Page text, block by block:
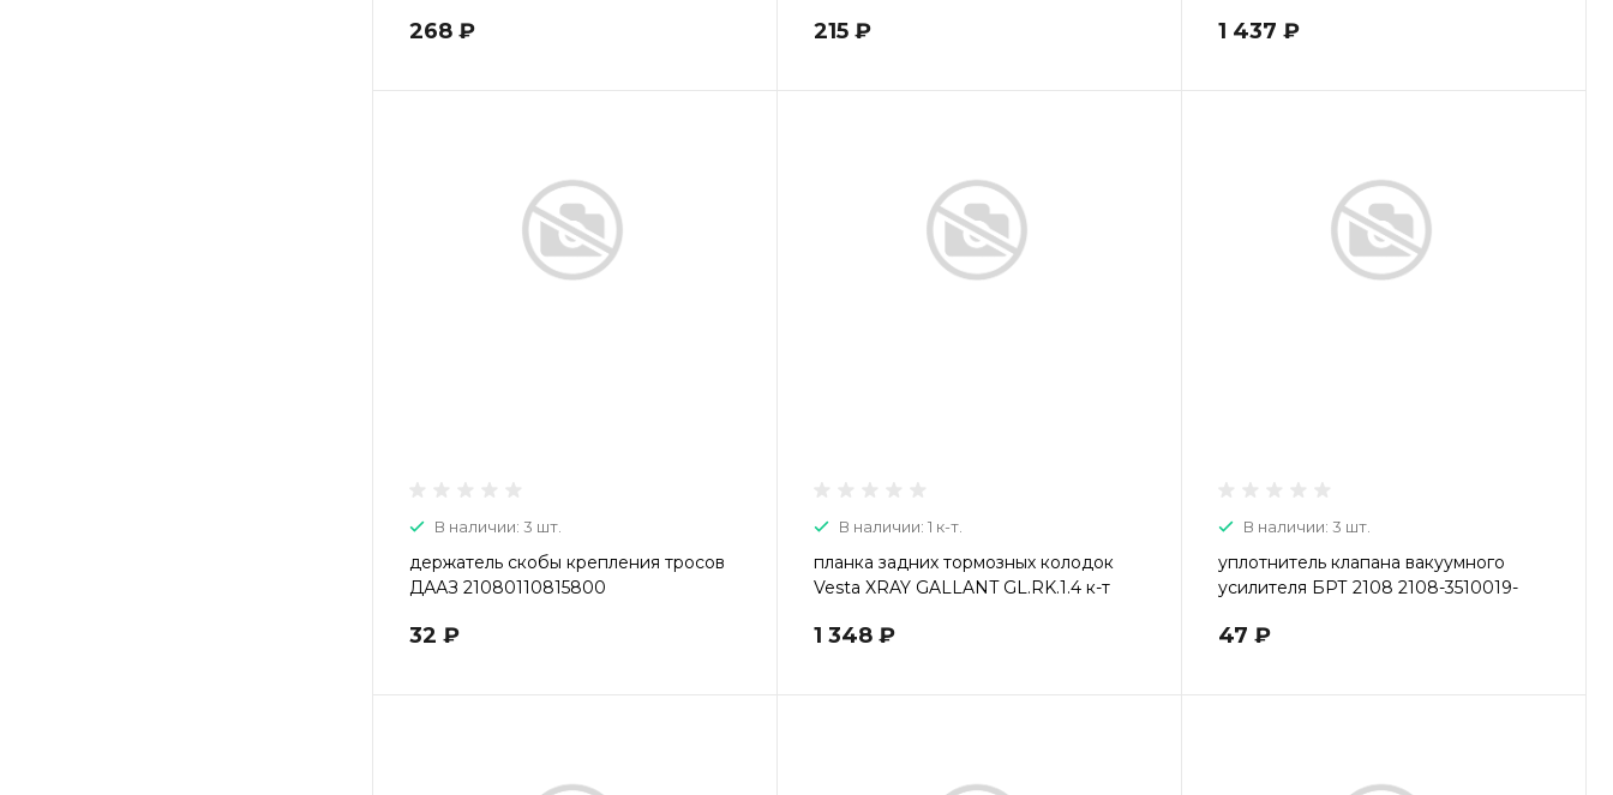
268 ₽ 215 ₽ 1 437 ₽
В наличии: 3 шт.
держатель скобы крепления тросов
ДААЗ 21080110815800
32 ₽
В наличии: 1 к-т.
планка задних тормозных колодок
Vesta XRAY GALLANT GL.RK.1.4 к-т
1 348 ₽
В наличии: 3 шт.
уплотнитель клапана вакуумного
усилителя БРТ 2108 2108-3510019-
47 ₽